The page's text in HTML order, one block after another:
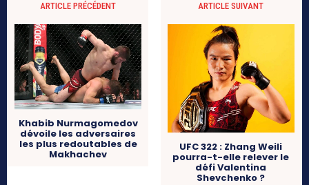
ARTICLE PRÉCÉDENT
Khabib Nurmagomedov
dévoile les adversaires
les plus redoutables de
Makhachev
ARTICLE SUIVANT
UFC 322 : Zhang Weili
pourra-t-elle relever le
défi Valentina
Shevchenko ?